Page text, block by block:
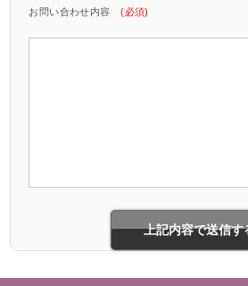
お問い合わせ内容(必須)